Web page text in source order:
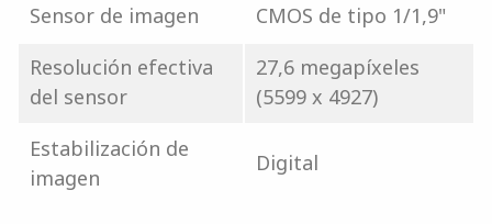
Sensor de imagen
CMOS de tipo 1/1,9"
Resolución efectiva
del sensor
27,6 megapíxeles
(5599 x 4927)
Estabilización de
imagen
Digital